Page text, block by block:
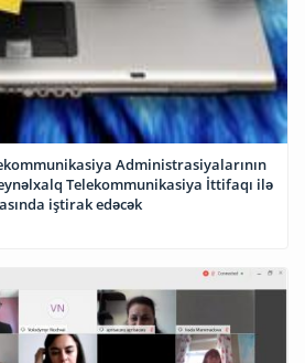
Administrasiyalarının
Telekommunikasiya İttifaqı ilə
iştirak edəcək